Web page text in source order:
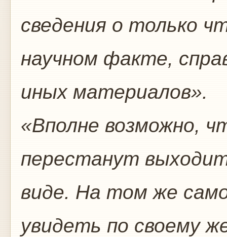
сведения о только
научном факте,
иных материалов».
«Вполне возможно,
перестанут
виде. На том же
увидеть по своему